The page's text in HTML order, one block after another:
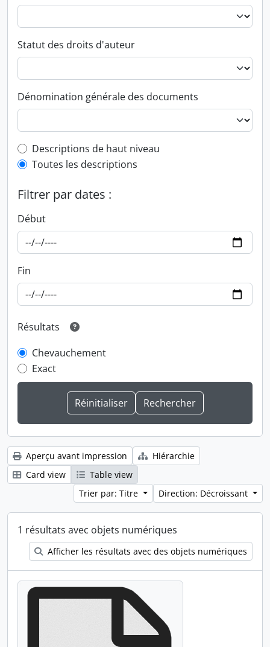
Statut des droits d'auteur
Dénomination générale des documents
Top-level description filter
Descriptions de haut niveau
Toutes les descriptions
Filtrer par dates :
Début
Fin
Résultats
Chevauchement
Exact
Aperçu avant impression
Hiérarchie
Card view
Table view
Trier par: Titre
Direction: Décroissant
1 résultats avec objets numériques
Afficher les résultats avec des objets numériques